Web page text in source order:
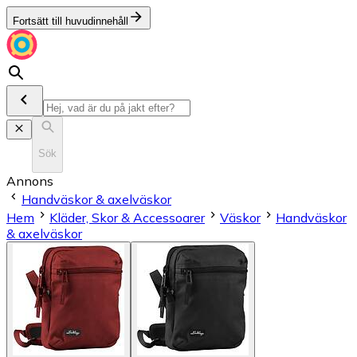
Fortsätt till huvudinnehåll
Sök
Annons
Handväskor & axelväskor
Hem
Kläder, Skor & Accessoarer Väskor
Handväskor
& axelväskor